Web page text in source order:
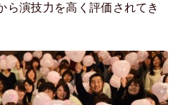
ら演技力を高く評価されてき